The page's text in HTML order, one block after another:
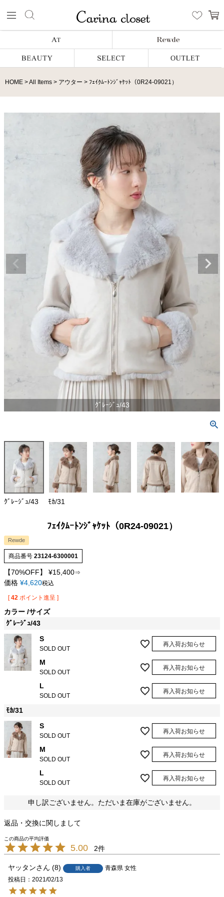
HOME All Items アウター ﾌｪｲｸﾑｰﾄﾝｼﾞｬｹｯﾄ（0R24-09021）
ｸﾞﾚｰｼﾞｭ/43
ｸﾞﾚｰｼﾞｭ/43 ﾓｶ/31
ﾌｪｲｸﾑｰﾄﾝｼﾞｬｹｯﾄ（0R24-09021）
Rewde
商品番号 23124-6300001
【70%OFF】 ¥15,400⇒
価格 ¥4,620税込
[ 42 ポイント進呈 ]
カラー サイズ
ｸﾞﾚｰｼﾞｭ/43
S
SOLD OUT
再入荷お知らせ
M
SOLD OUT
再入荷お知らせ
L
SOLD OUT
再入荷お知らせ
ﾓｶ/31
S
SOLD OUT
再入荷お知らせ
M
SOLD OUT
再入荷お知らせ
L
SOLD OUT
再入荷お知らせ
申し訳ございません。ただいま在庫がございません。
返品・交換に関しまして
5.00 2
ヤッタン 8 購入者 青森県 女性
投稿日
2021/02/13